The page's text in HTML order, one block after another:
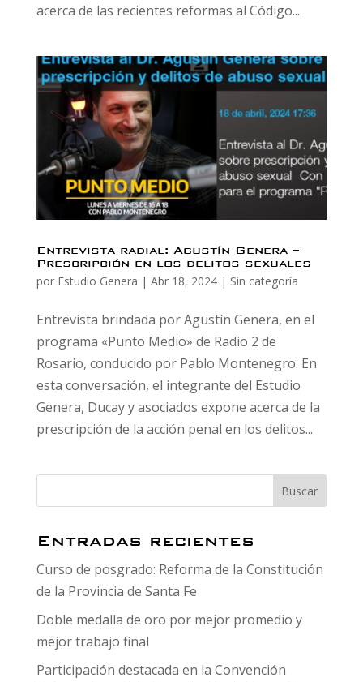
acerca de las recientes reformas al Código...
Entrevista radial: Agustín Genera –
Prescripción en los delitos sexuales
por Estudio Genera | Abr 18, 2024| Sin categoría
Entrevista brindada por Agustín Genera, en el
programa «Punto Medio» de Radio 2 de
Rosario, conducido por Pablo Montenegro. En
esta conversación, el integrante del Estudio
Genera, Ducay y asociados expone acerca de la
prescripción de la acción penal en los delitos...
Entradas recientes
Curso de posgrado: Reforma de la Constitución
de la Provincia de Santa Fe
Doble medalla de oro por mejor promedio y
mejor trabajo final
Participación destacada en la Convención